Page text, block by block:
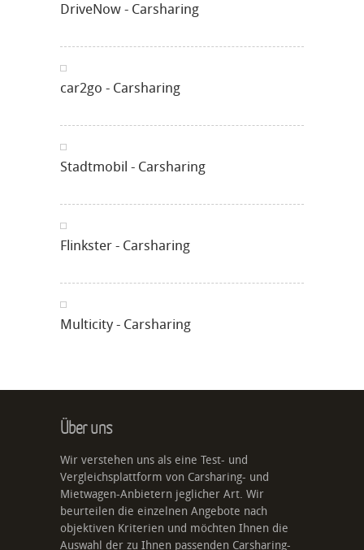
DriveNow - Carsharing
car2go - Carsharing
Stadtmobil - Carsharing
Flinkster - Carsharing
Multicity - Carsharing
Über uns
Wir verstehen uns als eine Test- und
Vergleichsplattform von Carsharing- und
Mietwagen-Anbietern jeglicher Art. Wir
beurteilen die einzelnen Angebote nach
objektiven Kriterien und möchten Ihnen die
Auswahl der zu Ihnen passenden Carsharing-